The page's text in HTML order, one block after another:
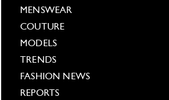
MENSWEAR
COUTURE
MODELS
TRENDS
FASHION NEWS
REPORTS